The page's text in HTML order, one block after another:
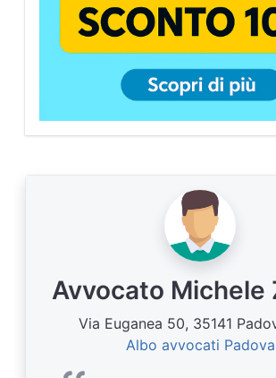
Avvocato Michele
Via Euganea 50, 35141
Albo avvocati Padova